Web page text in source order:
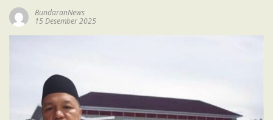
BundaranNews
15 Desember 2025